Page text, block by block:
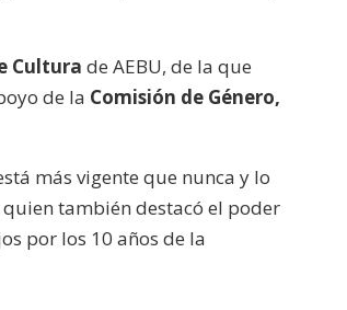
Cultura de AEBU, de la que
de la Comisión de Género,
más vigente que nunca y lo
también destacó el poder
por los 10 años de la